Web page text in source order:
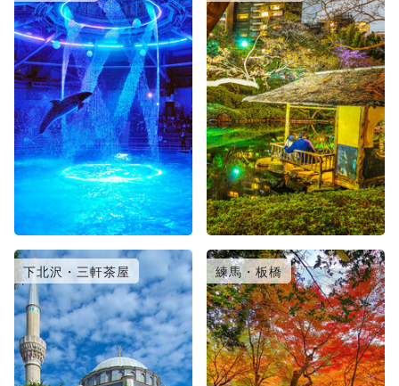
下北沢・三軒茶屋 練馬・板橋